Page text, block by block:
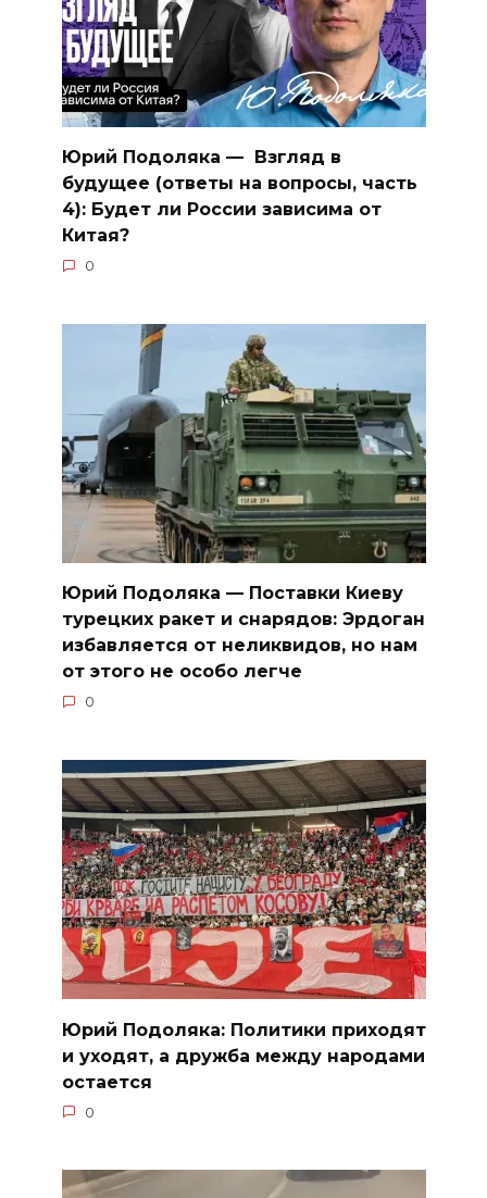
Юрий Подоляка — Взгляд в
будущее (ответы на вопросы, часть
4): Будет ли России зависима от
Китая?
0
Юрий Подоляка — Поставки Киеву
турецких ракет и снарядов: Эрдоган
избавляется от неликвидов, но нам
от этого не особо легче
0
Юрий Подоляка: Политики приходят
и уходят, а дружба между народами
остается
0